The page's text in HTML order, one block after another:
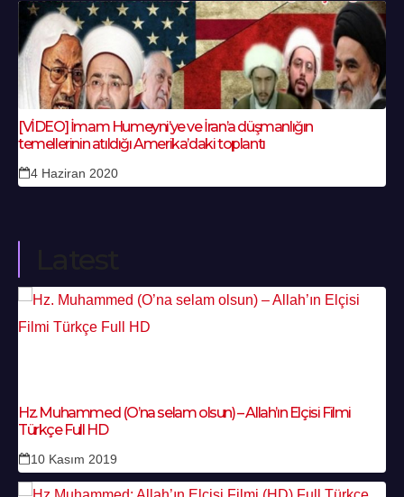
[VİDEO] İmam Humeyni’ye ve İran’a düşmanlığın
temellerinin atıldığı Amerika’daki toplantı
4 Haziran 2020
Hz. Muhammed (O’na selam olsun) – Allah’ın Elçisi Filmi
Türkçe Full HD
10 Kasım 2019